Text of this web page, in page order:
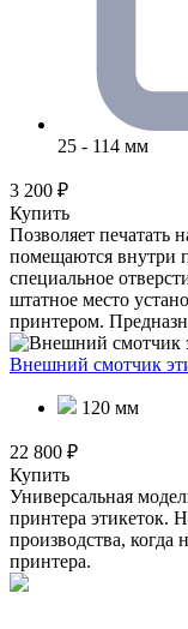
25 - 114 мм
3 200 ₽
Купить
Позволяет печатать
помещаются внутри
специальное
штатное место
принтером.
Внешний смотчик
120 мм
22 800 ₽
Купить
Универсальная
принтера этикеток.
производства, когда
принтера.